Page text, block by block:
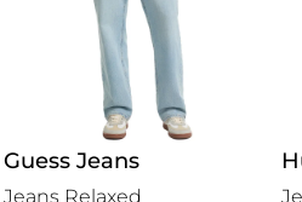
Guess Jeans
Jeans Relaxed